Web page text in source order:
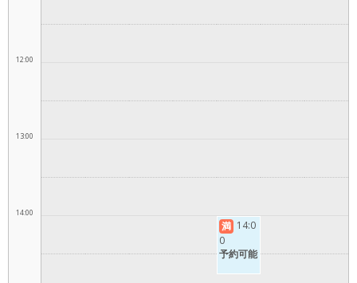
12:00
13:00
14:00
満 14:0
0
予約可能